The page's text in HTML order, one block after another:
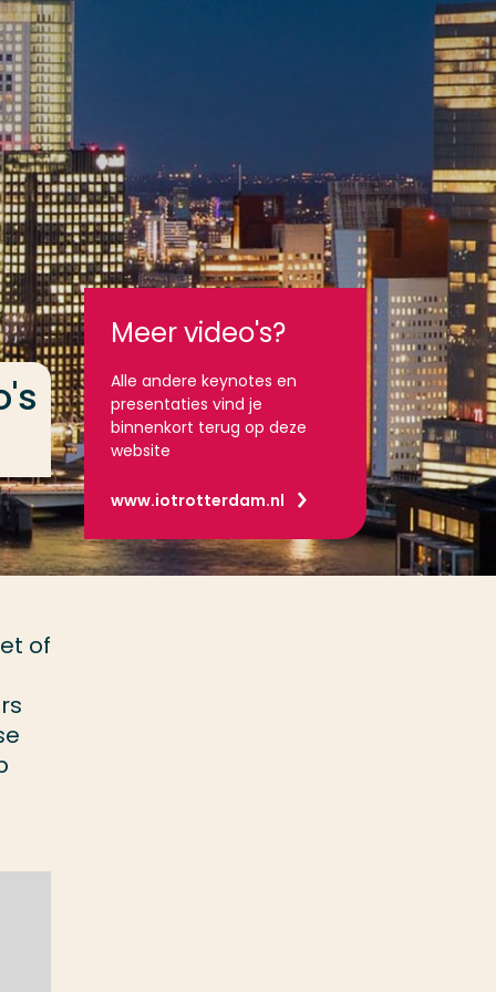
of
Meer video's?
Alle andere keynotes en
presentaties vind je
binnenkort terug op deze
website
www.iotrotterdam.nl